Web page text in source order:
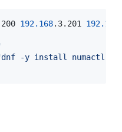
192.168.3.201 192.168
-y install numactl